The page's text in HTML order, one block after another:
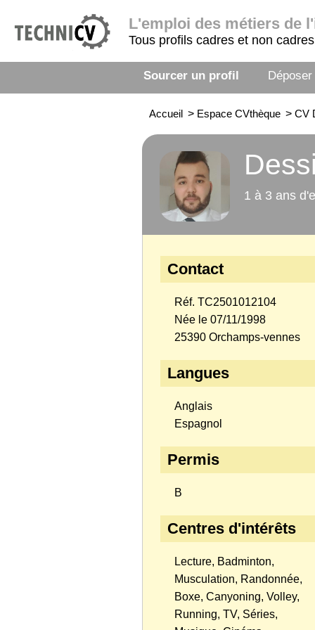
L'emploi des métiers de
Tous profils cadres et non cadres
Sourcer un profil
Accueil > Espace CVthèque > CV
1 à 3 ans
Contact
Réf. TC2501012104
Née le 07/11/1998
25390 Orchamps-vennes
Langues
Anglais
Espagnol
Permis
B
Centres d'intérêts
Lecture, Badminton,
Musculation, Randonnée,
Boxe, Canyoning, Volley,
Running, TV, Séries,